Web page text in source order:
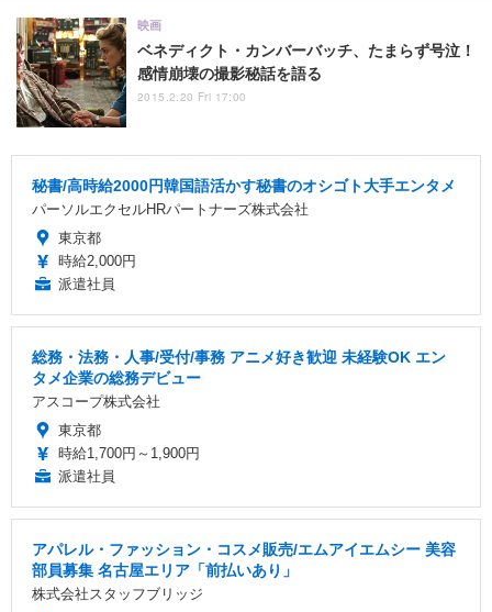
ベネディクト・カンバーバッチ、たまらず号泣！
感情崩壊の撮影秘話を語る
映画
2015.2.20 Fri 17:00
秘書/高時給2000円韓国語活かす秘書のオシゴト大手エンタメ
パーソルエクセルHRパートナーズ株式会社
東京都
時給2,000円
派遣社員
総務・法務・人事/受付/事務 アニメ好き歓迎 未経験OK エン
タメ企業の総務デビュー
アスコープ株式会社
東京都
時給1,700円～1,900円
派遣社員
アパレル・ファッション・コスメ販売/エムアイエムシー 美容
部員募集 名古屋エリア「前払いあり」
株式会社スタッフブリッジ